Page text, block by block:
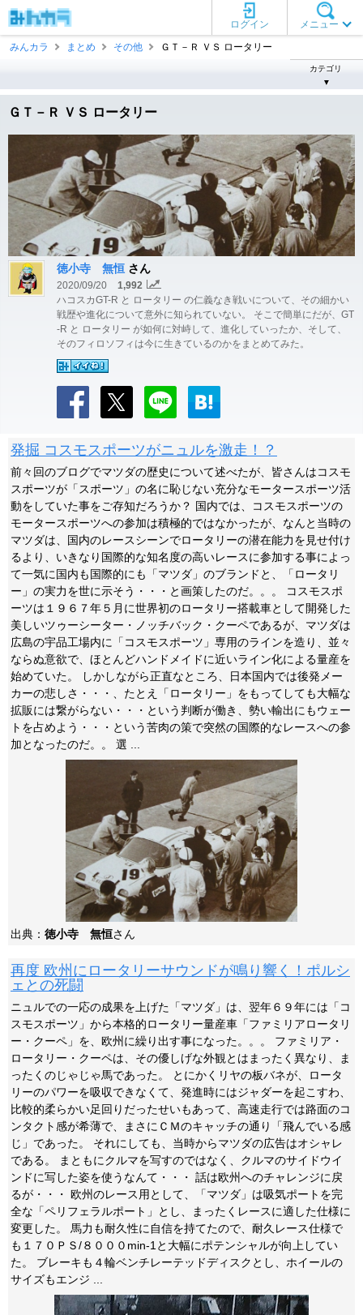
メニュー
ログイン
みんカラ
まとめ その他 ＧＴ－Ｒ ＶＳ ロータリー
カテゴリ
▼
ＧＴ－Ｒ ＶＳ ロータリー
徳小寺 無恒 さん
2020/09/20
1,992
ハコスカGT-R と ロータリー の仁義なき戦いについて、その細かい
戦歴や進化について意外に知られていない。 そこで簡単にだが、GT
-R と ロータリー が如何に対峙して、進化していったか、そして、
そのフィロソフィは今に生きているのかをまとめてみた。
発掘 コスモスポーツがニュルを激走！？
前々回のブログでマツダの歴史について述べたが、皆さんはコスモ
スポーツが「スポーツ」の名に恥じない充分なモータースポーツ活
動をしていた事をご存知だろうか？ 国内では、コスモスポーツの
モータースポーツへの参加は積極的ではなかったが、なんと当時の
マツダは、国内のレースシーンでロータリーの潜在能力を見せ付け
るより、いきなり国際的な知名度の高いレースに参加する事によっ
て一気に国内も国際的にも「マツダ」のブランドと、「ロータリ
ー」の実力を世に示そう・・・と画策したのだ。。。 コスモスポ
ーツは１９６７年５月に世界初のロータリー搭載車として開発した
美しいツゥーシーター・ノッチバック・クーペであるが、マツダは
広島の宇品工場内に「コスモスポーツ」専用のラインを造り、並々
ならぬ意欲で、ほとんどハンドメイドに近いライン化による量産を
始めていた。 しかしながら正直なところ、日本国内では後発メー
カーの悲しさ・・・、たとえ「ロータリー」をもってしても大幅な
拡販には繋がらない・・・という判断が働き、勢い輸出にもウェー
トを占めよう・・・という苦肉の策で突然の国際的なレースへの参
加となったのだ。。 選 ...
出典： 徳小寺 無恒さん
再度 欧州にロータリーサウンドが鳴り響く！ポルシ
ェとの死闘
ニュルでの一応の成果を上げた「マツダ」は、翌年６９年には「コ
スモスポーツ」から本格的ロータリー量産車「ファミリアロータリ
ー・クーペ」を、欧州に繰り出す事になった。。。 ファミリア・
ロータリー・クーペは、その優しげな外観とはまったく異なり、ま
ったくのじゃじゃ馬であった。 とにかくリヤの板バネが、ロータ
リーのパワーを吸収できなくて、発進時にはジャダーを起こすわ、
比較的柔らかい足回りだったせいもあって、高速走行では路面のコ
ンタクト感が希薄で、まさにＣＭのキャッチの通り「飛んでいる感
じ」であった。 それにしても、当時からマツダの広告はオシャレ
である。 まともにクルマを写すのではなく、クルマのサイドウイ
ンドに写した姿を使うなんて・・・ 話は欧州へのチャレンジに戻
るが・・・ 欧州のレース用として、「マツダ」は吸気ポートを完
全な「ペリフェラルポート」とし、まったくレースに適した仕様に
変更した。 馬力も耐久性に自信を持てたので、耐久レース仕様で
も１７０ＰＳ/８０００min-1と大幅にポテンシャルが向上してい
た。 ブレーキも４輪ベンチレーテッドディスクとし、ホイールの
サイズもエンジ ...